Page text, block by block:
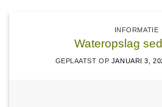
INFORMATIE
Wateropslag
GEPLAATST OP JANUARI 3,